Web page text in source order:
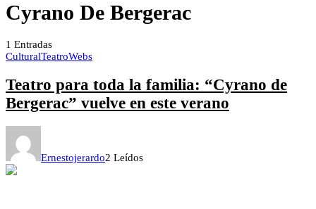
Cyrano De Bergerac
1 Entradas
CulturalTeatroWebs
Teatro para toda la familia: “Cyrano de
Bergerac” vuelve en este verano
Ernestojerardo2 Leídos